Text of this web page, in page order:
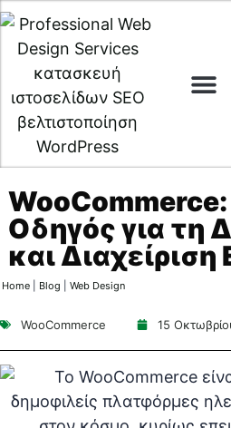
Οδηγός για τη
και Διαχείριση
Home| Blog Web Design
WooCommerce 15